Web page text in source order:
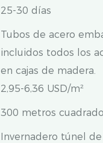
25-30 días
Tubos de acero
incluidos todos los
en cajas de madera.
2,95-6,36 USD/m²
300 metros
Invernadero túnel